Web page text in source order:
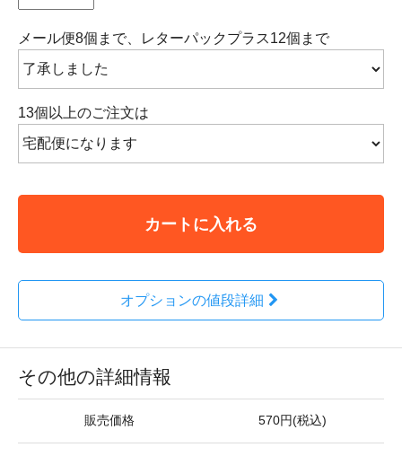
メール便8個まで、レターパックプラス12個まで
13個以上のご注文は
カートに入れる
オプションの値段詳細
その他の詳細情報
販売価格 570円(税込)